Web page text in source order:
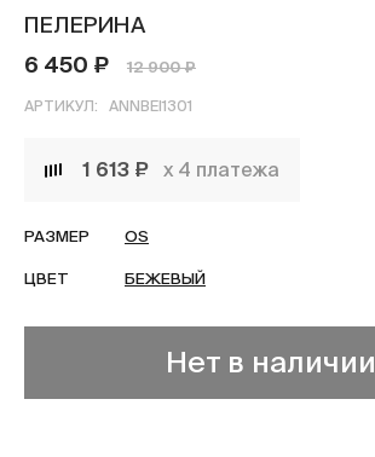
ПЕЛЕРИНА
6 450 ₽
12 900 ₽
АРТИКУЛ: ANNBEI1301
1 613 ₽ х 4 платежа
РАЗМЕР OS
ЦВЕТ БЕЖЕВЫЙ
Нет в наличии